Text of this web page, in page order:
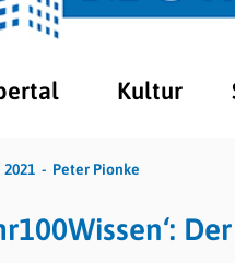
Kultur
2021 Peter Pionke